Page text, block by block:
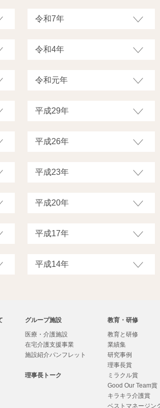
グループ施設
医療・介護施設
在宅介護支援事業
施設紹介パンフレット
理事長トーク
教育・研修
教育と研修
業績集
研究事例
理事長賞
ミラクル賞
Good Our Team賞
キラキラ介護賞
ベストマネージン